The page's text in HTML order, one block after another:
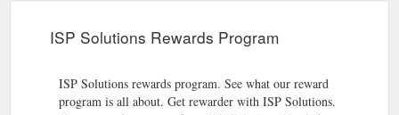
ISP Solutions Rewards Program
ISP Solutions rewards program. See what our reward
program is all about. Get rewarder with ISP Solutions.